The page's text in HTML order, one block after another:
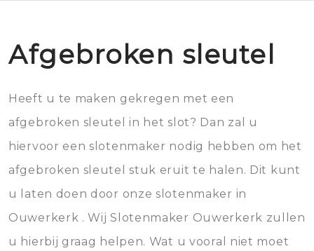
Afgebroken sleutel
Heeft u te maken gekregen met een
afgebroken sleutel in het slot? Dan zal u
hiervoor een slotenmaker nodig hebben om het
afgebroken sleutel stuk eruit te halen. Dit kunt
u laten doen door onze slotenmaker in
Ouwerkerk . Wij Slotenmaker Ouwerkerk zullen
u hierbij graag helpen. Wat u vooral niet moet